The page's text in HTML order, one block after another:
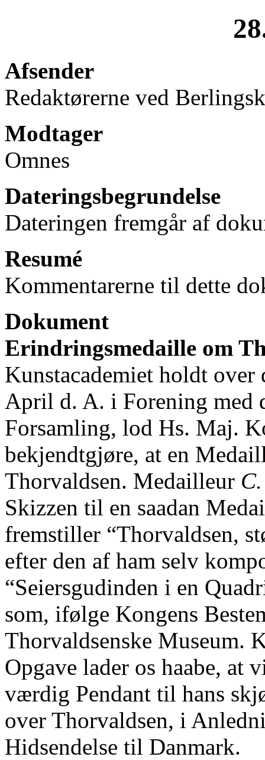
Afsender
Redaktørerne ved
Modtager
Omnes
Dateringsbegrundelse
Dateringen fremgår af
Resumé
Kommentarerne til dette
Dokument
Erindringsmedaille om
Kunstacademiet holdt over
April d. A. i Forening med
Forsamling, lod Hs. Maj.
bekjendtgjøre, at en
Thorvaldsen. Medailleur
Skizzen til en saadan
fremstiller “Thorvaldsen,
efter den af ham selv
“Seiersgudinden i en
som, ifølge Kongens
Thorvaldsenske Museum.
Opgave lader os haabe, at
værdig Pendant til hans
over Thorvaldsen, i
Hidsendelse til Danmark.